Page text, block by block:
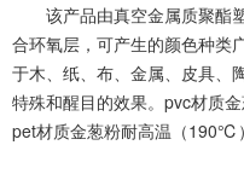
该产品由真空金属质聚酯
合环氧层 ， 可产生的颜色种类
于木 纸 布 金属 皮具
特殊和醒目的效果。 pvc材质金
pet材质金葱粉耐高温 （190℃ ）